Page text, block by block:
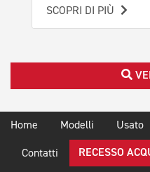
SCOPRI DI PIÙ
Home Modelli Usato
Contatti RECESSO